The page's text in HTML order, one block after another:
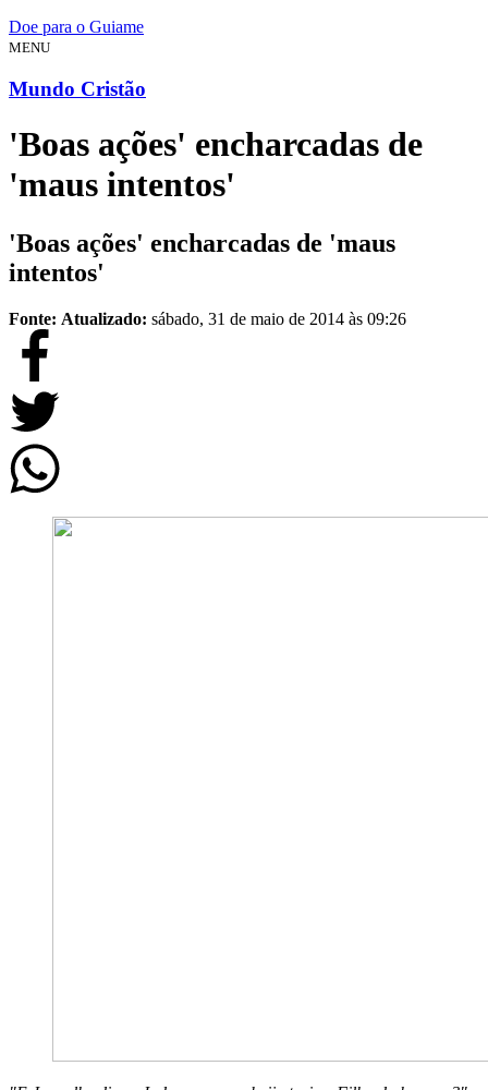
Doe para o Guiame
MENU
Mundo Cristão
'Boas ações' encharcadas de
'maus intentos'
'Boas ações' encharcadas de 'maus
intentos'
Fonte: Atualizado: sábado, 31 de maio de 2014 às 09:26